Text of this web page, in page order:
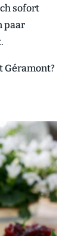
sofort
paar
Géramont?